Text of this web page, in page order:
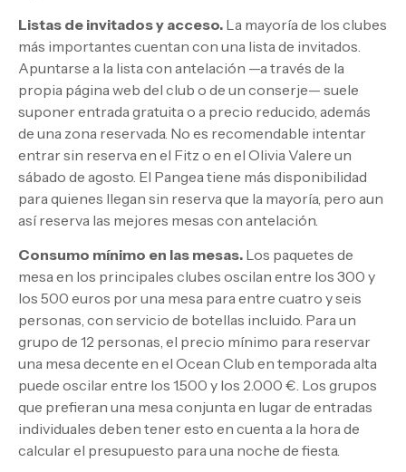
Listas de invitados y acceso. La mayoría de los clubes
más importantes cuentan con una lista de invitados.
Apuntarse a la lista con antelación —a través de la
propia página web del club o de un conserje— suele
suponer entrada gratuita o a precio reducido, además
de una zona reservada. No es recomendable intentar
entrar sin reserva en el Fitz o en el Olivia Valere un
sábado de agosto. El Pangea tiene más disponibilidad
para quienes llegan sin reserva que la mayoría, pero aun
así reserva las mejores mesas con antelación.
Consumo mínimo en las mesas. Los paquetes de
mesa en los principales clubes oscilan entre los 300 y
los 500 euros por una mesa para entre cuatro y seis
personas, con servicio de botellas incluido. Para un
grupo de 12 personas, el precio mínimo para reservar
una mesa decente en el Ocean Club en temporada alta
puede oscilar entre los 1.500 y los 2.000 €. Los grupos
que prefieran una mesa conjunta en lugar de entradas
individuales deben tener esto en cuenta a la hora de
calcular el presupuesto para una noche de fiesta.